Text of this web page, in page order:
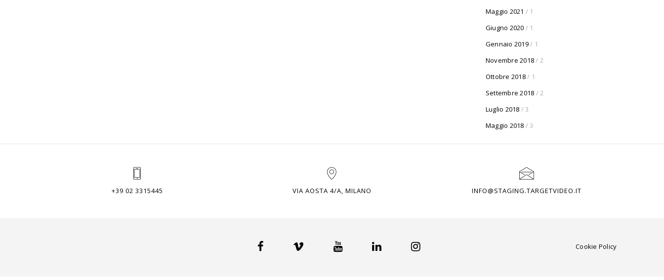
Maggio 2021 / 1
Giugno 2020 / 1
Gennaio 2019/ 1
Novembre 2018/ 2
Ottobre 2018/ 1
Settembre 2018 / 2
Luglio 2018 / 3
Maggio 2018 / 3
+39 02 3315445 VIA AOSTA 4/A, MILANO INFO@STAGING.TARGETVIDEO.IT
Cookie Policy